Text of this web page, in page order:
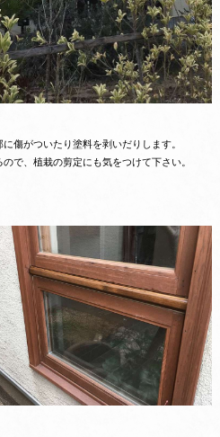
傷がついたり塗料を剥いだりします。
で、植栽の剪定にも気をつけて下さい。